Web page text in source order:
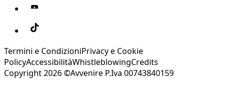
Termini e CondizioniPrivacy e Cookie
PolicyAccessibilitàWhistleblowingCredits
Copyright 2026 ©Avvenire P.Iva 00743840159